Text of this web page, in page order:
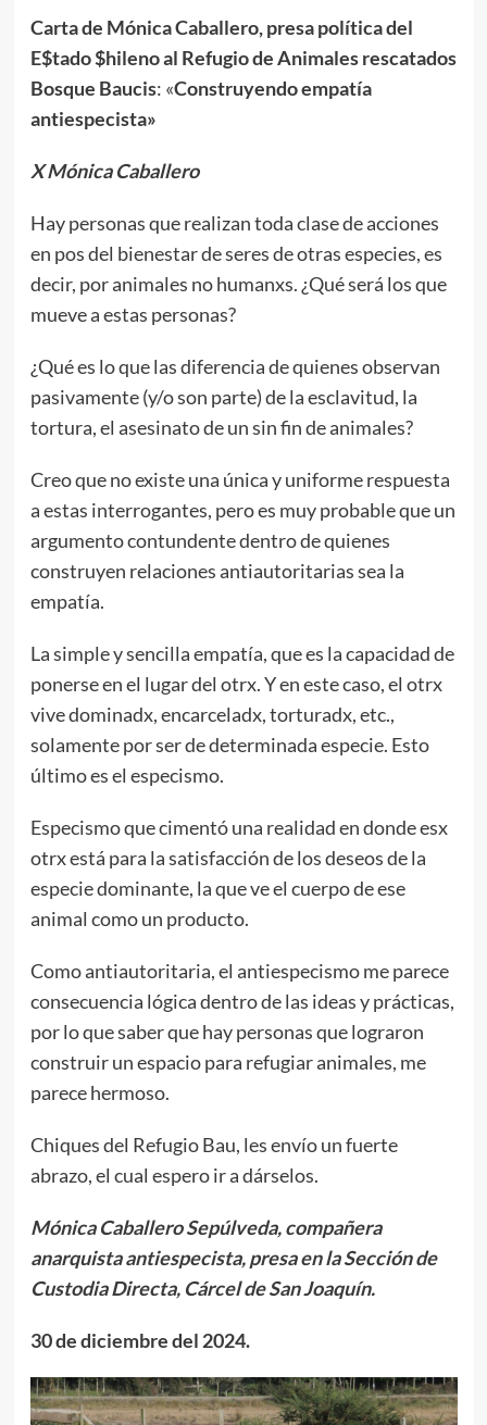
Carta de Mónica Caballero, presa política del
E$tado $hileno al Refugio de Animales rescatados
Bosque Baucis: «Construyendo empatía
antiespecista»
X Mónica Caballero
Hay personas que realizan toda clase de acciones
en pos del bienestar de seres de otras especies, es
decir, por animales no humanxs. ¿Qué será los que
mueve a estas personas?
¿Qué es lo que las diferencia de quienes observan
pasivamente (y/o son parte) de la esclavitud, la
tortura, el asesinato de un sin fin de animales?
Creo que no existe una única y uniforme respuesta
a estas interrogantes, pero es muy probable que un
argumento contundente dentro de quienes
construyen relaciones antiautoritarias sea la
empatía.
La simple y sencilla empatía, que es la capacidad de
ponerse en el lugar del otrx. Y en este caso, el otrx
vive dominadx, encarceladx, torturadx, etc.,
solamente por ser de determinada especie. Esto
último es el especismo.
Especismo que cimentó una realidad en donde esx
otrx está para la satisfacción de los deseos de la
especie dominante, la que ve el cuerpo de ese
animal como un producto.
Como antiautoritaria, el antiespecismo me parece
consecuencia lógica dentro de las ideas y prácticas,
por lo que saber que hay personas que lograron
construir un espacio para refugiar animales, me
parece hermoso.
Chiques del Refugio Bau, les envío un fuerte
abrazo, el cual espero ir a dárselos.
Mónica Caballero Sepúlveda, compañera
anarquista antiespecista, presa en la Sección de
Custodia Directa, Cárcel de San Joaquín.
30 de diciembre del 2024.